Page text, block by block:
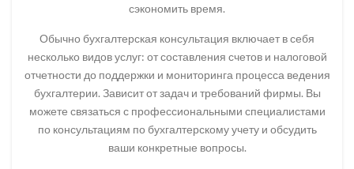
сэкономить время.
Обычно бухгалтерская консультация включает в себя
несколько видов услуг: от составления счетов и налоговой
отчетности до поддержки и мониторинга процесса ведения
бухгалтерии. Зависит от задач и требований фирмы. Вы
можете связаться с профессиональными специалистами
по консультациям по бухгалтерскому учету и обсудить
ваши конкретные вопросы.